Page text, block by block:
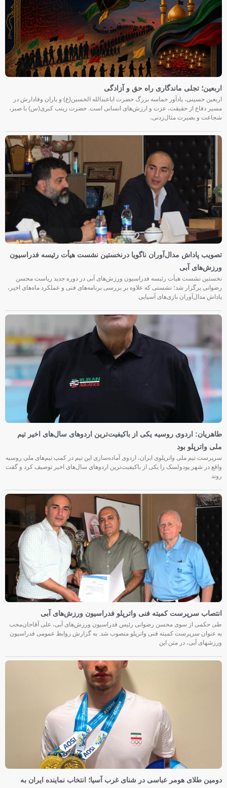
اربعین؛ تجلی ماندگاری راه حق و آزادگی
اربعین حسینی، یادآور حماسه بزرگ حضرت اباعبدالله الحسین(ع) و یاران وفادارش در
مسیر دفاع از حقیقت، عزت و ارزش‌های انسانی است. حضرت زینب کبری(س) با صبر،
شجاعت و بصیرت مثال‌زدنی،
تصویب پاداش مدال‌آوران ناگویا درنخستین نشست هیأت رئیسه فدراسیون
ورزش‌های آبی
نخستین نشست هیأت رئیسه فدراسیون ورزش‌های آبی در دوره جدید ریاست محسن
رضوانی برگزار شد؛ نشستی که علاوه بر بررسی برنامه‌های فنی و عملکرد ماه‌های اخیر،
پاداش مدال‌آوران بازی‌های آسیایی
طاهریان: اردوی روسیه یکی از باکیفیت‌ترین اردوهای سال‌های اخیر تیم
ملی واترپلو بود
سرپرست تیم ملی واترپلوی ایران، اردوی آماده‌سازی این تیم در کمپ تیم‌های ملی روسیه
واقع در شهر پودولسک را یکی از باکیفیت‌ترین اردوهای سال‌های اخیر توصیف کرد و گفت
روند
انتصاب سرپرست کمیته فنی واترپلو فدراسیون ورزش‌های آبی
طی حکمی از سوی محسن رضوانی رئیس فدراسیون ورزش‌های آبی، علی آقاجان‌محب
به عنوان سرپرست کمیته فنی واترپلو منصوب شد. به گزارش روابط عمومی فدراسیون
ورزشهای آبی، در متن این
دومین طلای هومر عباسی در شنای غرب آسیا؛ انتخاب نماینده ایران به